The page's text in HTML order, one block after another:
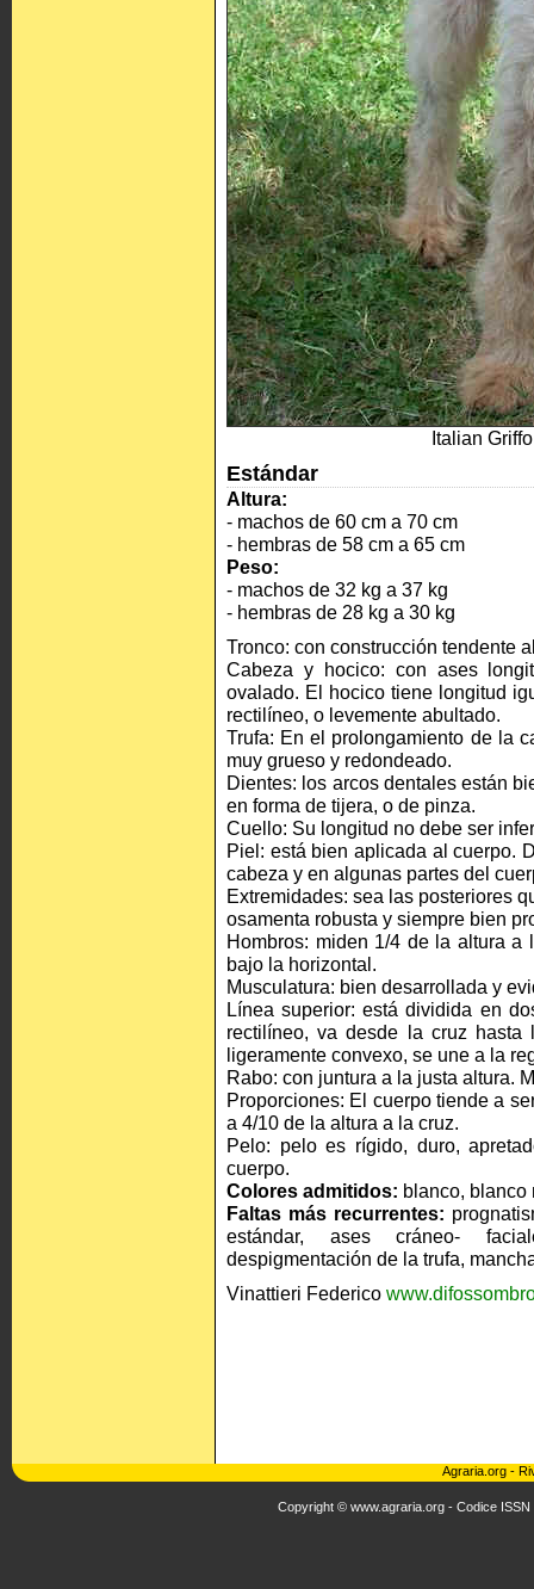
Italian
Estándar
Altura:
- machos de 60 cm a 70 cm
- hembras de 58 cm a 65 cm
Peso:
- machos de 32 kg a 37 kg
- hembras de 28 kg a 30 kg
Tronco: con construcción tendente
Cabeza y hocico: con ases
ovalado. El hocico tiene longitud
rectilíneo, o levemente abultado.
Trufa: En el prolongamiento de la
muy grueso y redondeado.
Dientes: los arcos dentales están
en forma de tijera, o de pinza.
Cuello: Su longitud no debe ser
Piel: está bien aplicada al cuerpo.
cabeza y en algunas partes del
Extremidades: sea las posteriores
osamenta robusta y siempre bien
Hombros: miden 1/4 de la altura a
bajo la horizontal.
Musculatura: bien desarrollada y
Línea superior: está dividida en
rectilíneo, va desde la cruz
ligeramente convexo, se une a la
Rabo: con juntura a la justa altura.
Proporciones: El cuerpo tiende a
a 4/10 de la altura a la cruz.
Pelo: pelo es rígido, duro,
cuerpo.
Colores admitidos: blanco, blanco
Faltas más recurrentes:
estándar, ases cráneo-
despigmentación de la trufa,
Vinattieri Federico
Agraria.org -
Copyright © www.agraria.org - Codice